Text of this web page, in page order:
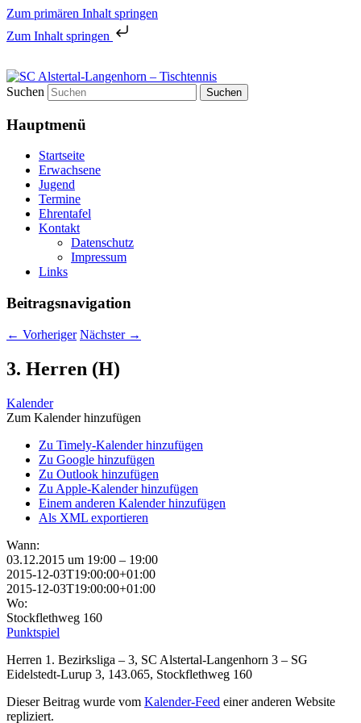
Zum primären Inhalt springen
Zum Inhalt springen
SC Alstertal-Langenhorn –
Tischtennis
Tischtennis in Hamburgs Norden
Suchen
Hauptmenü
Startseite
Erwachsene
Jugend
Termine
Ehrentafel
Kontakt
Datenschutz
Impressum
Links
Beitragsnavigation
← Vorheriger Nächster →
3. Herren (H)
Kalender
Zum Kalender hinzufügen
Zu Timely-Kalender hinzufügen
Zu Google hinzufügen
Zu Outlook hinzufügen
Zu Apple-Kalender hinzufügen
Einem anderen Kalender hinzufügen
Als XML exportieren
Wann:
03.12.2015 um 19:00 – 19:00
2015-12-03T19:00:00+01:00
2015-12-03T19:00:00+01:00
Wo:
Stockflethweg 160
Punktspiel
Herren 1. Bezirksliga – 3, SC Alstertal-Langenhorn 3 – SG
Eidelstedt-Lurup 3, 143.065, Stockflethweg 160
Dieser Beitrag wurde vom Kalender-Feed einer anderen Website
repliziert.